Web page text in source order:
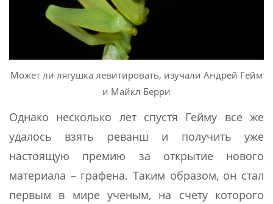
Может ли лягушка левитировать, изучали Андрей Гейм
и Майкл Берри
Однако несколько лет спустя Гейму все же
удалось взять реванш и получить уже
настоящую премию за открытие нового
материала – графена. Таким образом, он стал
первым в мире ученым, на счету которого